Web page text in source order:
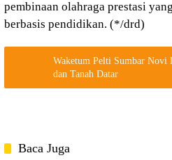
pembinaan olahraga prestasi
berbasis pendidikan. (*/drd)
Waketum Pelti Sumbar Novi
dan Tanah Datar
Baca Juga